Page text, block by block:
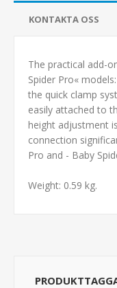
KONTAKTA OSS
The practical add-
Spider Pro«
the quick clamp
easily attached to
height adjustment
connection
Pro and - Baby
Weight: 0.59 kg.